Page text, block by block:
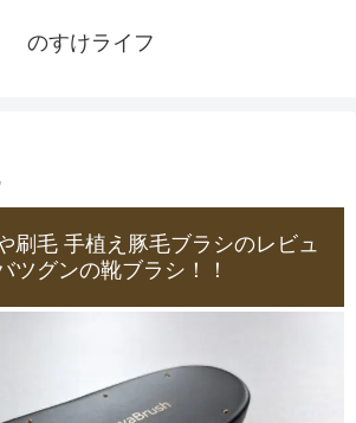
のすけライフ
刷毛 手植え豚毛ブラシのレビュ
ツグンの靴ブラシ！！